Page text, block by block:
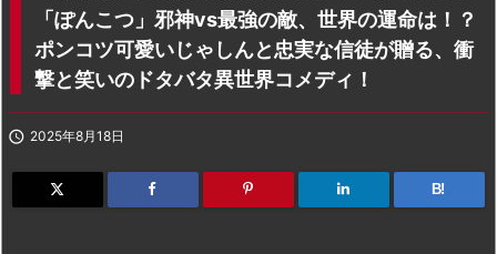
「ぽんこつ」邪神vs最強の敵、世界の運命は！？
ポンコツ可愛いじゃしんと忠実な信徒が贈る、衝
撃と笑いのドタバタ異世界コメディ！
 2025年8月18日
B!